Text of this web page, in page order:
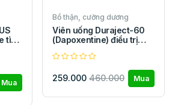
tình
Mua
Bổ thận, cường dương
Viên uống Duraject-60
(Dapoxentine) điều trị
259.000 460.000 Mua